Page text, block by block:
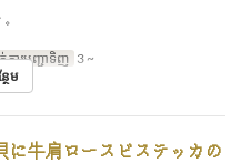
ារបញ្ជាទិញ 3 ~
ែម
に牛肩ロースビステッカの